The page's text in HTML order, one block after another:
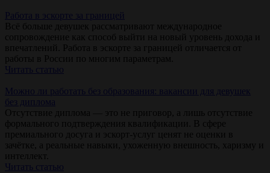
Работа в эскорте за границей
Всё больше девушек рассматривают международное
сопровождение как способ выйти на новый уровень дохода и
впечатлений. Работа в эскорте за границей отличается от
работы в России по многим параметрам.
Читать статью
Можно ли работать без образования: вакансии для девушек
без диплома
Отсутствие диплома — это не приговор, а лишь отсутствие
формального подтверждения квалификации. В сфере
премиального досуга и эскорт-услуг ценят не оценки в
зачётке, а реальные навыки, ухоженную внешность, харизму и
интеллект.
Читать статью